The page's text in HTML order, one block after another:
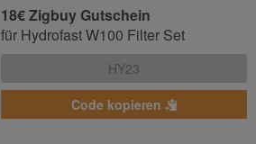
18€ Zigbuy Gutschein
für Hydrofast W100 Filter Set
Code kopieren